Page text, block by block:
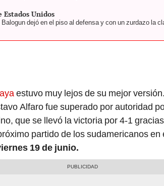
Estados Unidos
Balogun dejó en el piso al defensa y con un zurdazo la
estuvo muy lejos de su mejor
Alfaro fue superado por autoridad
que se llevó la victoria por 4-1
partido de los sudamericanos en
19 de junio.